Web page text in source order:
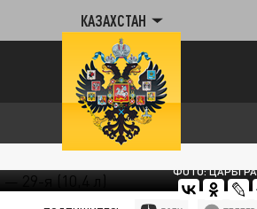
КАЗАХСТАН
ФОТО: